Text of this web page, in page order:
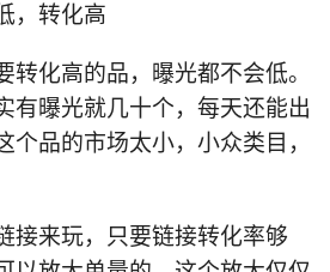
，转化高
转化高的品，曝光都不会低。
有曝光就几十个，每天还能出
个品的市场太小，小众类目，
接来玩，只要链接转化率够